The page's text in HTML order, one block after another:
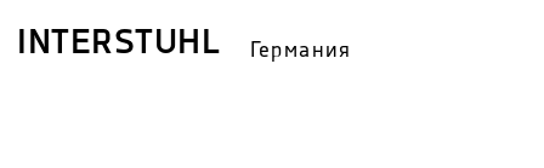
INTERSTUHL Германия